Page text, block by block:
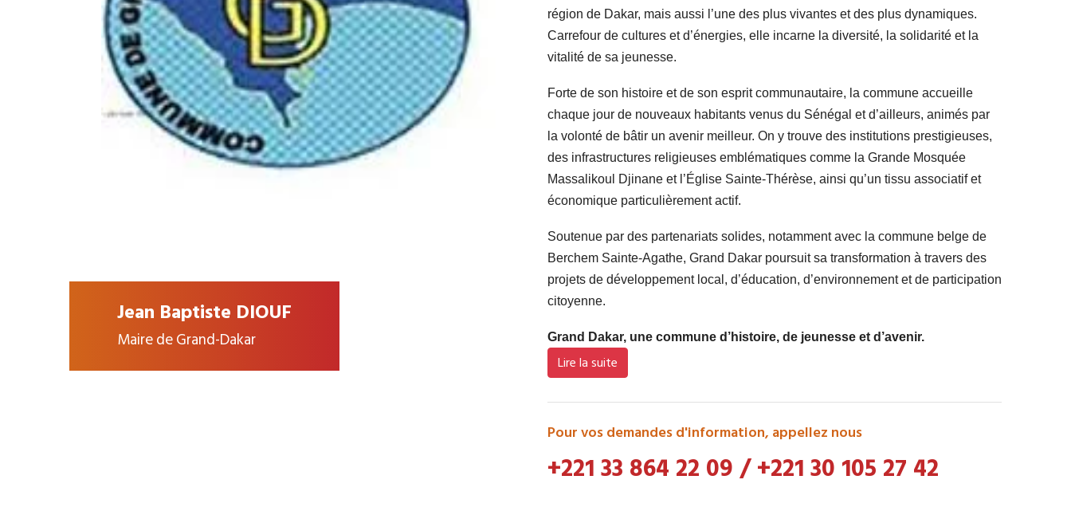
Jean Baptiste DIOUF
Maire de Grand-Dakar
région de Dakar, mais aussi l’une des plus vivantes et des plus dynamiques.
Carrefour de cultures et d’énergies, elle incarne la diversité, la solidarité et la
vitalité de sa jeunesse.
Forte de son histoire et de son esprit communautaire, la commune accueille
chaque jour de nouveaux habitants venus du Sénégal et d’ailleurs, animés par
la volonté de bâtir un avenir meilleur. On y trouve des institutions prestigieuses,
des infrastructures religieuses emblématiques comme la Grande Mosquée
Massalikoul Djinane et l’Église Sainte-Thérèse, ainsi qu’un tissu associatif et
économique particulièrement actif.
Soutenue par des partenariats solides, notamment avec la commune belge de
Berchem Sainte-Agathe, Grand Dakar poursuit sa transformation à travers des
projets de développement local, d’éducation, d’environnement et de participation
citoyenne.
Grand Dakar, une commune d’histoire, de jeunesse et d’avenir.
Lire la suite
Pour vos demandes d'information, appellez nous
+221 33 864 22 09/+221 30 105 27 42